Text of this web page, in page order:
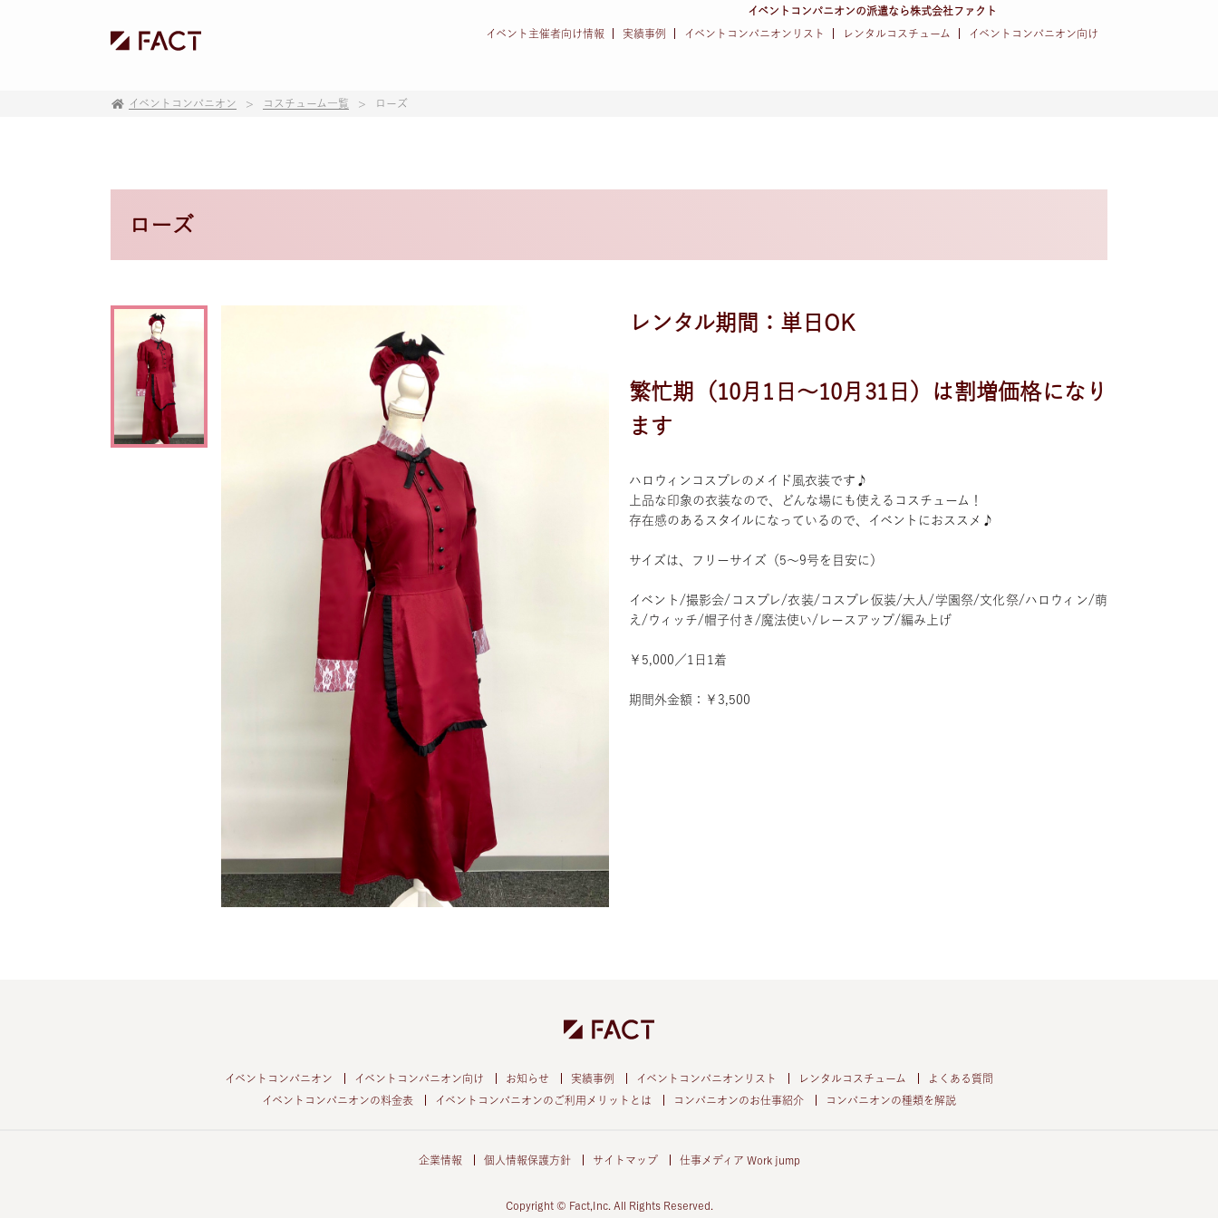
イベントコンパニオンの派遣なら株式会社ファクト
イベント主催者向け情報 実績事例 イベントコンパニオンリスト レンタルコスチューム イベントコンパニオン向け
イベントコンパニオン コスチューム一覧 ローズ
ローズ
レンタル期間：単日OK
繁忙期（10月1日〜10月31日）は割増価格になり
ます
ハロウィンコスプレのメイド風衣装です♪
上品な印象の衣装なので、どんな場にも使えるコスチューム！
存在感のあるスタイルになっているので、イベントにおススメ♪
サイズは、フリーサイズ（5〜9号を目安に）
イベント/撮影会/コスプレ/衣装/コスプレ仮装/大人/学園祭/文化祭/ハロウィン/萌
え/ウィッチ/帽子付き/魔法使い/レースアップ/編み上げ
￥5,000／1日1着
期間外金額：￥3,500
イベントコンパニオン イベントコンパニオン向け お知らせ 実績事例 イベントコンパニオンリスト レンタルコスチューム
よくある質問
イベントコンパニオンの料金表
イベントコンパニオンのご利用メリットとは コンパニオンのお仕事紹介 コンパニオンの種類を解説
企業情報 個人情報保護方針 サイトマップ 仕事メディア Work jump
Copyright © Fact,Inc. All Rights Reserved.